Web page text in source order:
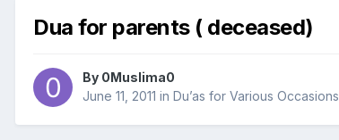
Dua for parents ( deceased)
By 0Muslima0
June 11, 2011 in Du’as for Various Occasions